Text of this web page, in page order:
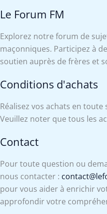
Le Forum FM
Explorez notre forum de
maçonniques. Participez à
soutien auprès de frères et
Conditions d'achats
Réalisez vos achats en toute
Veuillez noter que tous les
Contact
Pour toute question ou
nous contacter :
pour vous aider à enrichir
approfondir votre